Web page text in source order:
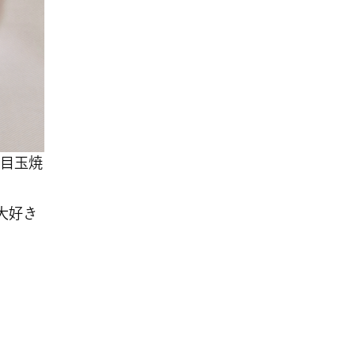
玉焼
好き